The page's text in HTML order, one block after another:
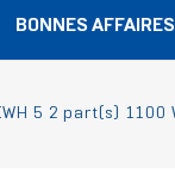
BONNES AFFAIRES
5 2 part(s)